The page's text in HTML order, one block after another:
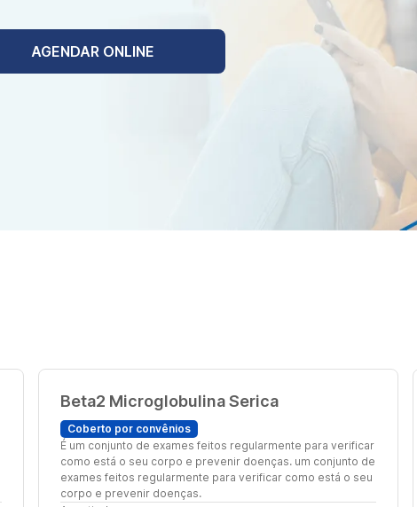
AGENDAR ONLINE
Beta2 Microglobulina Serica
Coberto por convênios
É um conjunto de exames feitos regularmente para verificar
como está o seu corpo e prevenir doenças. um conjunto de
exames feitos regularmente para verificar como está o seu
corpo e prevenir doenças.